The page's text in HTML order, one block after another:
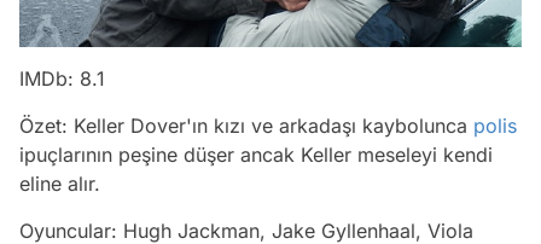
IMDb: 8.1
Özet: Keller Dover'ın kızı ve arkadaşı kaybolunca polis
ipuçlarının peşine düşer ancak Keller meseleyi kendi
eline alır.
Oyuncular: Hugh Jackman, Jake Gyllenhaal, Viola